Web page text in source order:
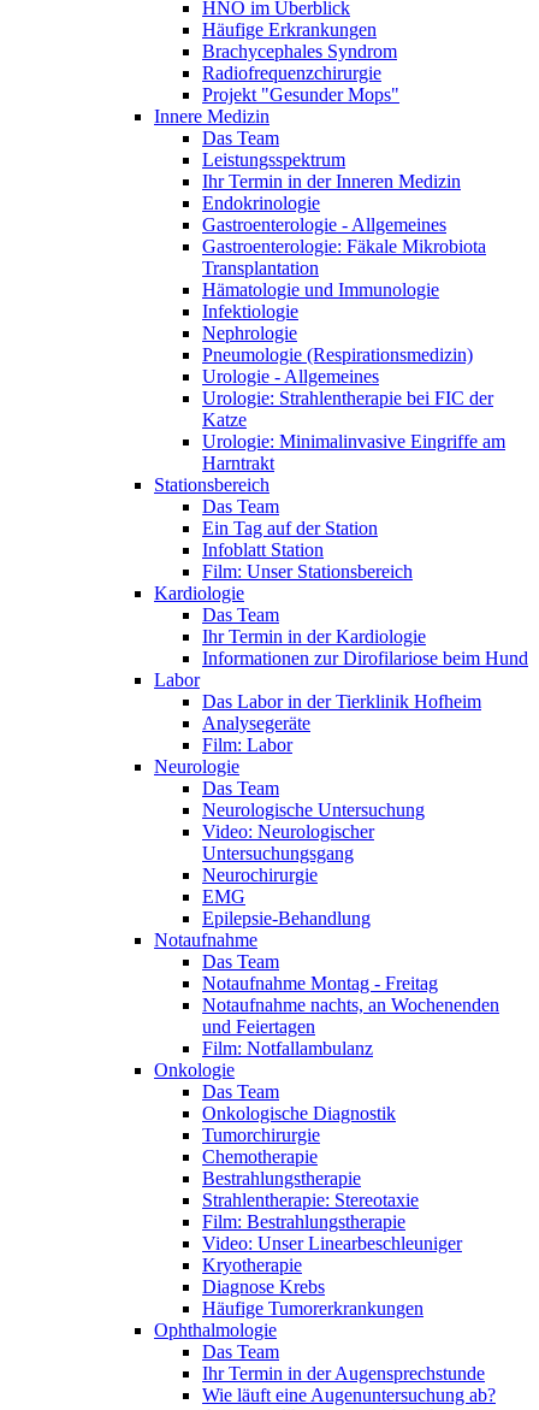
HNO im Überblick
Häufige Erkrankungen
Brachycephales Syndrom
Radiofrequenzchirurgie
Projekt "Gesunder Mops"
Innere Medizin
Das Team
Leistungsspektrum
Ihr Termin in der Inneren Medizin
Endokrinologie
Gastroenterologie - Allgemeines
Gastroenterologie: Fäkale Mikrobiota
Transplantation
Hämatologie und Immunologie
Infektiologie
Nephrologie
Pneumologie (Respirationsmedizin)
Urologie - Allgemeines
Urologie: Strahlentherapie bei FIC der
Katze
Urologie: Minimalinvasive Eingriffe am
Harntrakt
Stationsbereich
Das Team
Ein Tag auf der Station
Infoblatt Station
Film: Unser Stationsbereich
Kardiologie
Das Team
Ihr Termin in der Kardiologie
Informationen zur Dirofilariose beim Hund
Labor
Das Labor in der Tierklinik Hofheim
Analysegeräte
Film: Labor
Neurologie
Das Team
Neurologische Untersuchung
Video: Neurologischer
Untersuchungsgang
Neurochirurgie
EMG
Epilepsie-Behandlung
Notaufnahme
Das Team
Notaufnahme Montag - Freitag
Notaufnahme nachts, an Wochenenden
und Feiertagen
Film: Notfallambulanz
Onkologie
Das Team
Onkologische Diagnostik
Tumorchirurgie
Chemotherapie
Bestrahlungstherapie
Strahlentherapie: Stereotaxie
Film: Bestrahlungstherapie
Video: Unser Linearbeschleuniger
Kryotherapie
Diagnose Krebs
Häufige Tumorerkrankungen
Ophthalmologie
Das Team
Ihr Termin in der Augensprechstunde
Wie läuft eine Augenuntersuchung ab?